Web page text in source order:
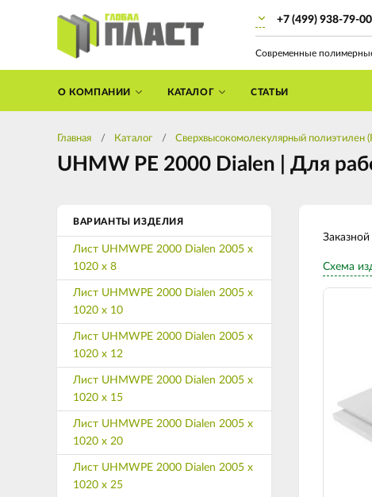
Современные
+7 (499) 938-79-00
О КОМПАНИИ КАТАЛОГ СТАТЬИ
Главная Каталог Cверхвысокомолекулярный полиэтилен
UHMW PE 2000 Dialen | Для
ВАРИАНТЫ ИЗДЕЛИЯ
Лист UHMWPE 2000 Dialen 2005 х
1020 х 8
Лист UHMWPE 2000 Dialen 2005 х
1020 х 10
Лист UHMWPE 2000 Dialen 2005 х
1020 х 12
Лист UHMWPE 2000 Dialen 2005 х
1020 х 15
Лист UHMWPE 2000 Dialen 2005 х
1020 х 20
Лист UHMWPE 2000 Dialen 2005 х
1020 х 25
Схема